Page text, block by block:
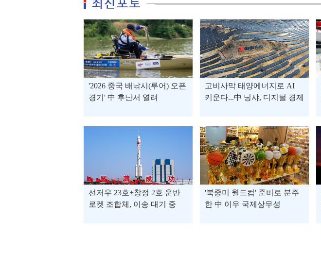
'2026 중국 배낚시(루어) 오픈
경기' 中 후난서 열려
고비사막 태양에너지로 AI
키운다...中 닝샤, 디지털 경제
선저우 23호+창정 2호 운반
로켓 조합체, 이송 대기 중
'북중미 월드컵' 준비로 분주
한 中 이우 국제상무성